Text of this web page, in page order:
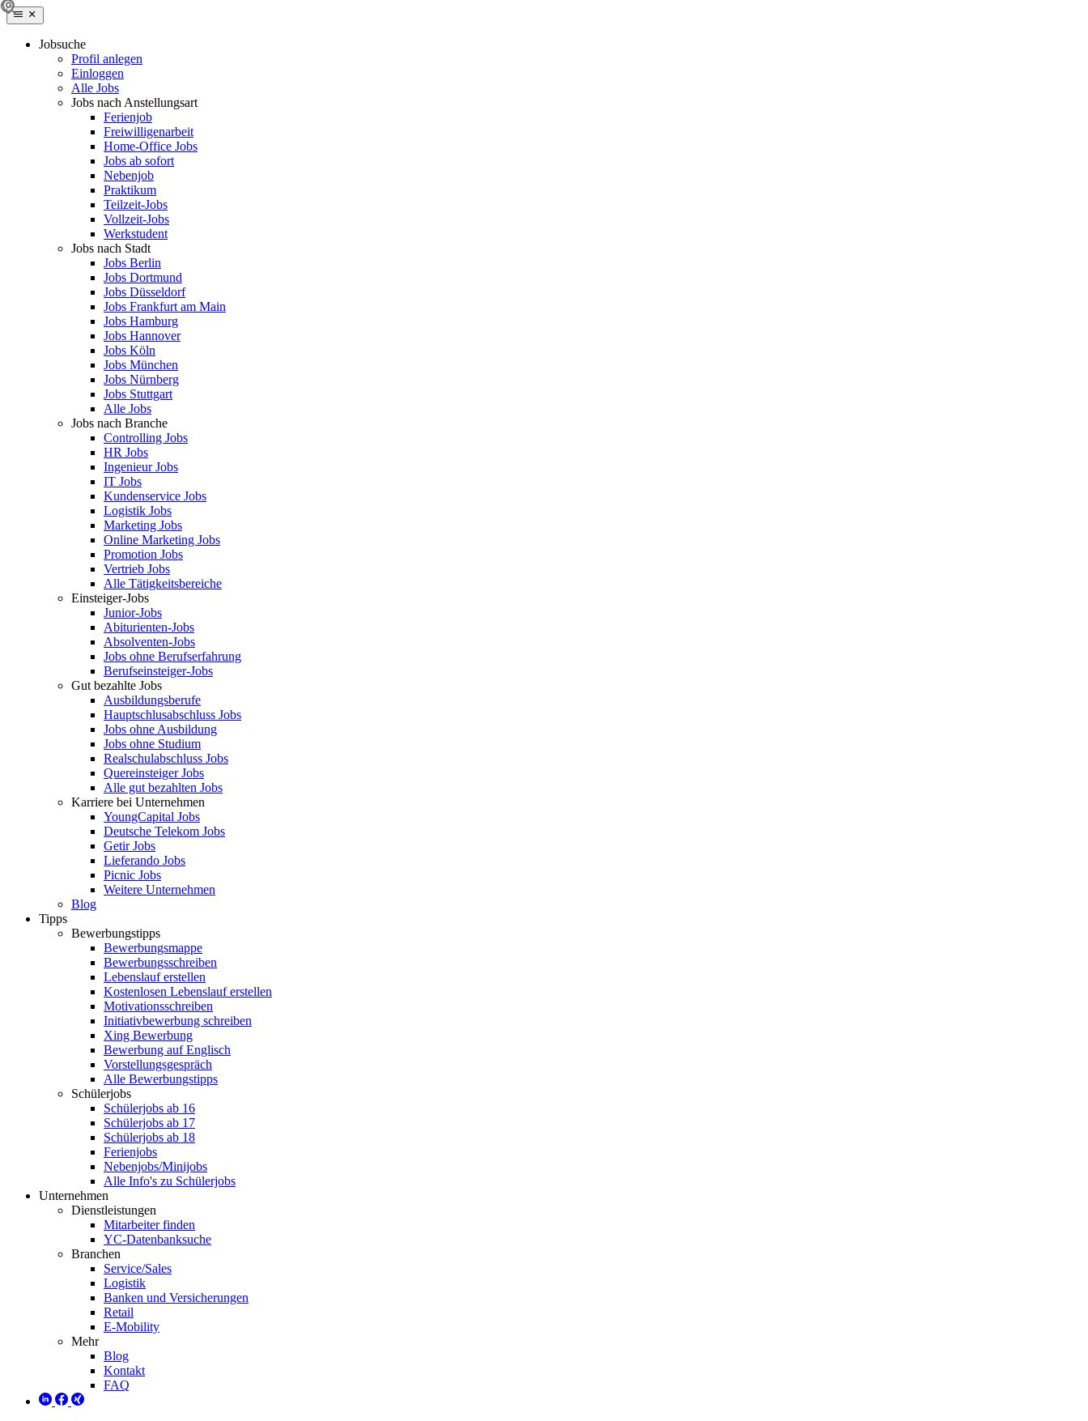
Jobsuche
Profil anlegen
Einloggen
Alle Jobs
Jobs nach Anstellungsart
Ferienjob
Freiwilligenarbeit
Home-Office Jobs
Jobs ab sofort
Nebenjob
Praktikum
Teilzeit-Jobs
Vollzeit-Jobs
Werkstudent
Jobs nach Stadt
Jobs Berlin
Jobs Dortmund
Jobs Düsseldorf
Jobs Frankfurt am Main
Jobs Hamburg
Jobs Hannover
Jobs Köln
Jobs München
Jobs Nürnberg
Jobs Stuttgart
Alle Jobs
Jobs nach Branche
Controlling Jobs
HR Jobs
Ingenieur Jobs
IT Jobs
Kundenservice Jobs
Logistik Jobs
Marketing Jobs
Online Marketing Jobs
Promotion Jobs
Vertrieb Jobs
Alle Tätigkeitsbereiche
Einsteiger-Jobs
Junior-Jobs
Abiturienten-Jobs
Absolventen-Jobs
Jobs ohne Berufserfahrung
Berufseinsteiger-Jobs
Gut bezahlte Jobs
Ausbildungsberufe
Hauptschlusabschluss Jobs
Jobs ohne Ausbildung
Jobs ohne Studium
Realschulabschluss Jobs
Quereinsteiger Jobs
Alle gut bezahlten Jobs
Karriere bei Unternehmen
YoungCapital Jobs
Deutsche Telekom Jobs
Getir Jobs
Lieferando Jobs
Picnic Jobs
Weitere Unternehmen
Blog
Tipps
Bewerbungstipps
Bewerbungsmappe
Bewerbungsschreiben
Lebenslauf erstellen
Kostenlosen Lebenslauf erstellen
Motivationsschreiben
Initiativbewerbung schreiben
Xing Bewerbung
Bewerbung auf Englisch
Vorstellungsgespräch
Alle Bewerbungstipps
Schülerjobs
Schülerjobs ab 16
Schülerjobs ab 17
Schülerjobs ab 18
Ferienjobs
Nebenjobs/Minijobs
Alle Info's zu Schülerjobs
Unternehmen
Dienstleistungen
Mitarbeiter finden
YC-Datenbanksuche
Branchen
Service/Sales
Logistik
Banken und Versicherungen
Retail
E-Mobility
Mehr
Blog
Kontakt
FAQ